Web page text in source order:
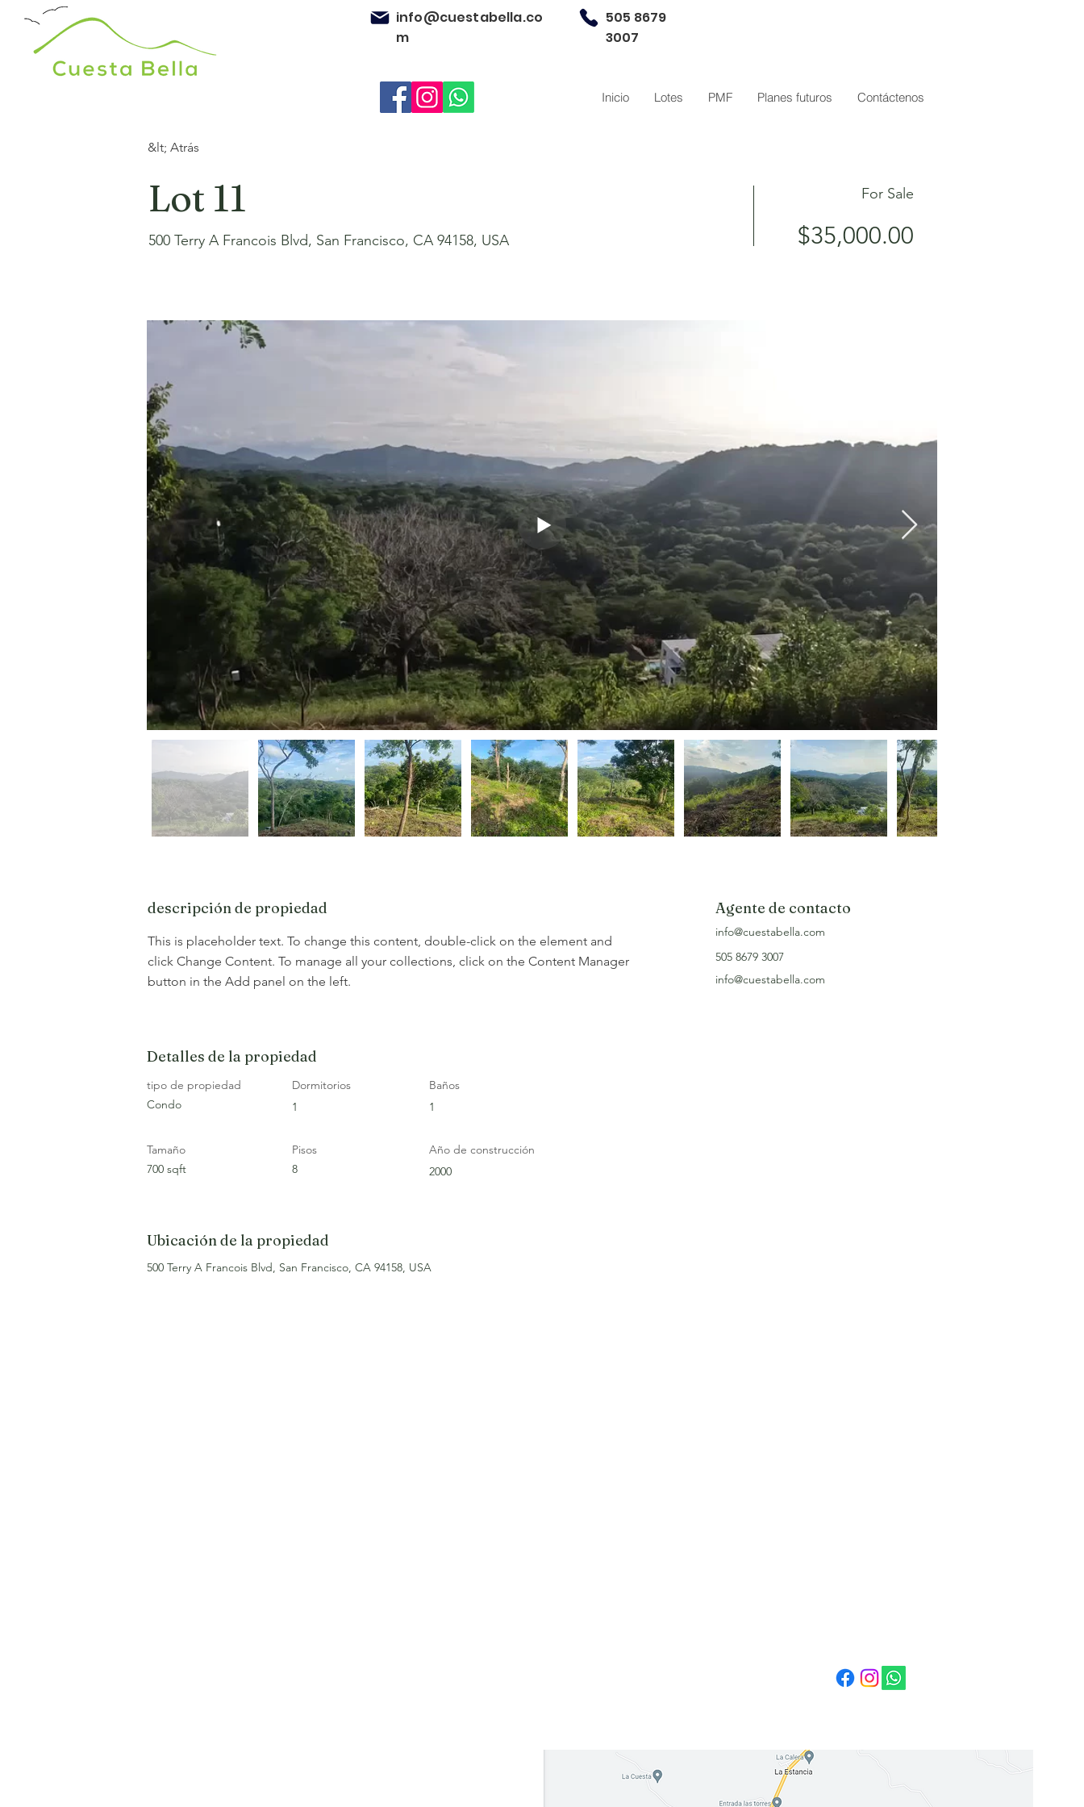
info@cuestabella.co
m
505 8679
3007
Inicio Lotes PMF Planes futuros Contáctenos
&lt; Atrás
Lot 11
500 Terry A Francois Blvd, San Francisco, CA 94158, USA
For Sale
$35,000.00
descripción de propiedad
This is placeholder text. To change this content, double-click on the element and
click Change Content. To manage all your collections, click on the Content Manager
button in the Add panel on the left.
Agente de contacto
info@cuestabella.com
505 8679 3007
info@cuestabella.com
Detalles de la propiedad
tipo de propiedad
Condo
Dormitorios
1
Baños
1
Tamaño
700 sqft
Pisos
8
Año de construcción
2000
Ubicación de la propiedad
500 Terry A Francois Blvd, San Francisco, CA 94158, USA